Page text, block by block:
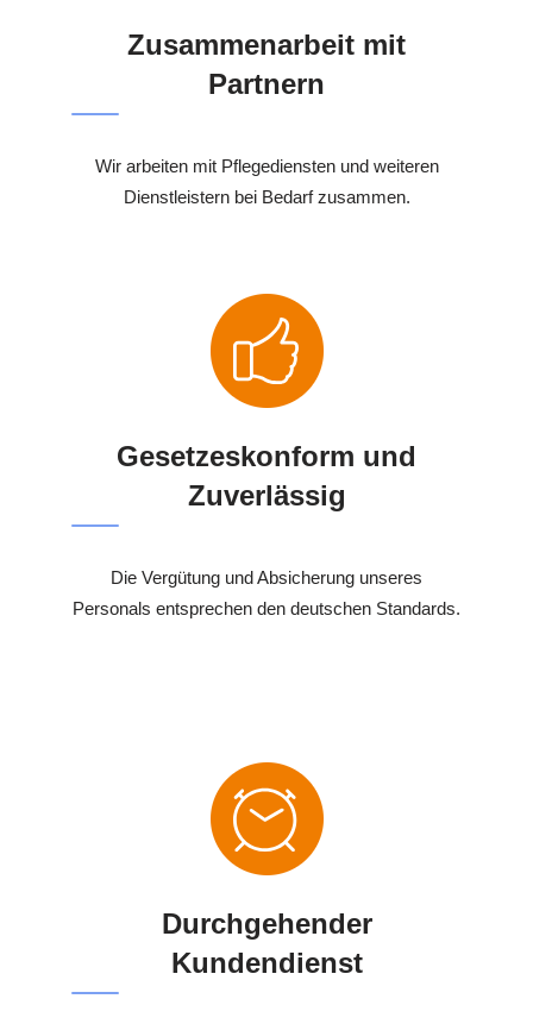
Zusammenarbeit mit
Partnern
Wir arbeiten mit Pflegediensten und weiteren
Dienstleistern bei Bedarf zusammen.
Gesetzeskonform und
Zuverlässig
Die Vergütung und Absicherung unseres
Personals entsprechen den deutschen Standards.
Durchgehender
Kundendienst